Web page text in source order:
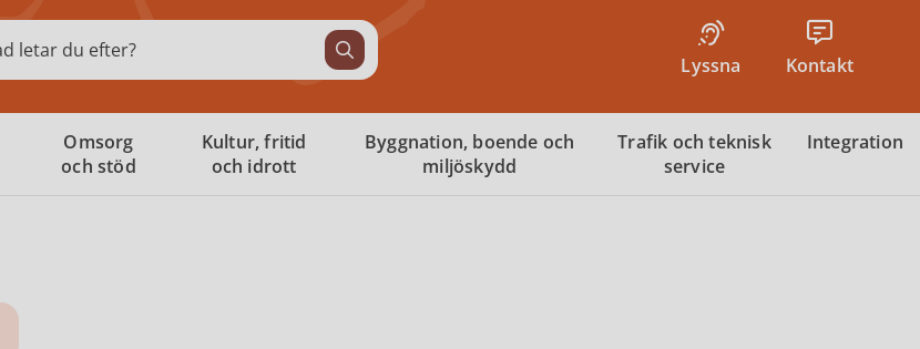
Lyssna Kontakt
Omsorg
och stöd
Kultur, fritid
och idrott
Byggnation, boende och
miljöskydd
Trafik och teknisk
service
Integration